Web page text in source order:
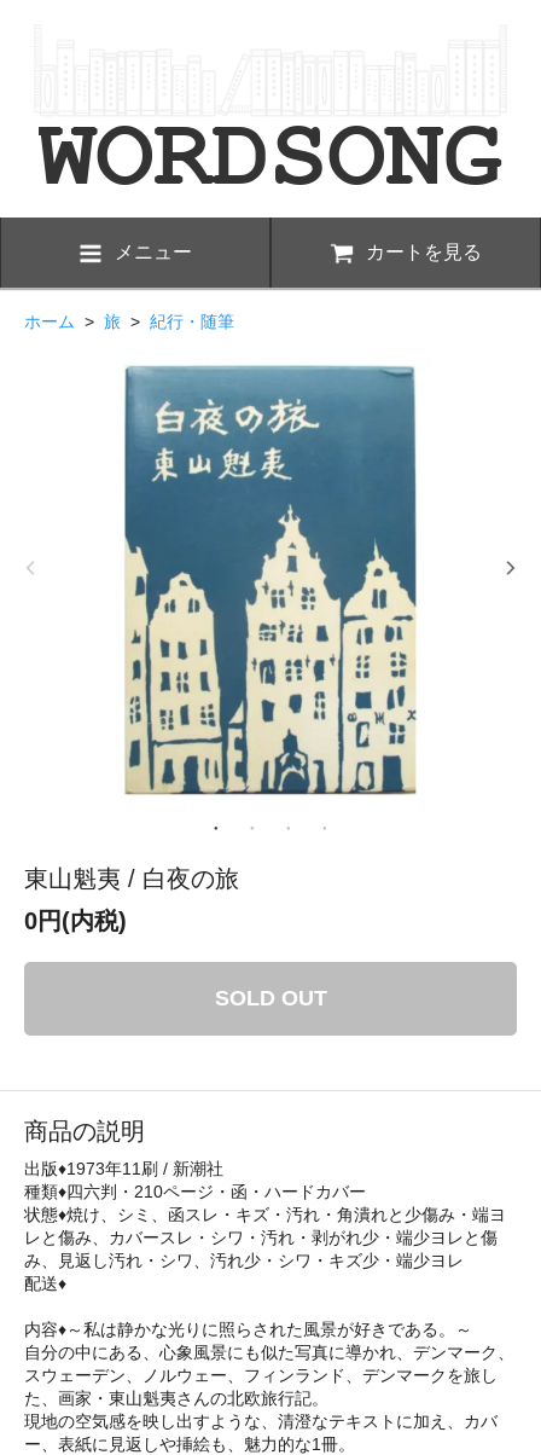
メニュー カートを見る
ホーム > 旅 > 紀行・随筆
東山魁夷 / 白夜の旅
0円(内税)
SOLD OUT
商品の説明
出版♦1973年11刷 / 新潮社
種類♦四六判・210ページ・函・ハードカバー
状態♦焼け、シミ、函スレ・キズ・汚れ・角潰れと少傷み・端ヨ
レと傷み、カバースレ・シワ・汚れ・剥がれ少・端少ヨレと傷
み、見返し汚れ・シワ、汚れ少・シワ・キズ少・端少ヨレ
配送♦
内容♦～私は静かな光りに照らされた風景が好きである。～
自分の中にある、心象風景にも似た写真に導かれ、デンマーク、
スウェーデン、ノルウェー、フィンランド、デンマークを旅し
た、画家・東山魁夷さんの北欧旅行記。
現地の空気感を映し出すような、清澄なテキストに加え、カバ
ー、表紙に見返しや挿絵も、魅力的な1冊。